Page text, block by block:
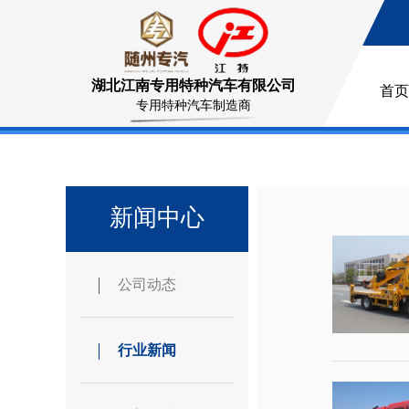
湖北江南专用特种汽车有限公司
专用特种汽车制造商
首页
新闻中心
公司动态
行业新闻